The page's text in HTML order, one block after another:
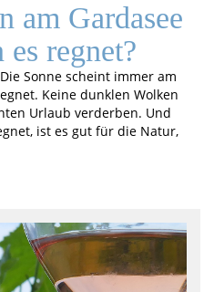
am Gardasee
regnet?
Sonne scheint immer am
Keine dunklen Wolken
Urlaub verderben. Und
ist es gut für die Natur,